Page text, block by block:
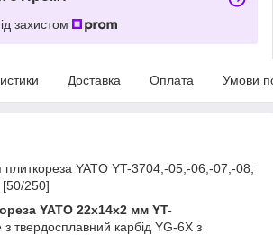
захистом
Доставка Оплата Умови
плиткореза YATO YT-3704,-05,-06,-07,-08;
250]
YATO 22х14х2 мм YT-
з твердосплавний карбід YG-6X з